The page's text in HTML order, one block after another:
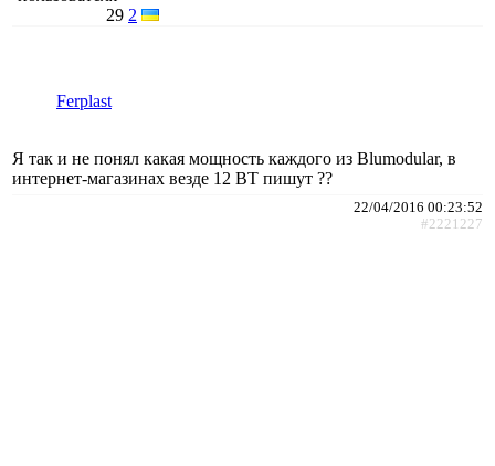
29 2
Ferplast
Я так и не понял какая мощность каждого из Blumodular, в
интернет-магазинах везде 12 ВТ пишут ??
22/04/2016 00:23:52
#2221227